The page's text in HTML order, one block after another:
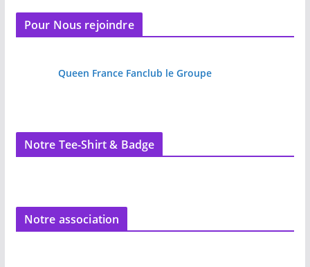
Pour Nous rejoindre
Queen France Fanclub le Groupe
Notre Tee-Shirt & Badge
Notre association